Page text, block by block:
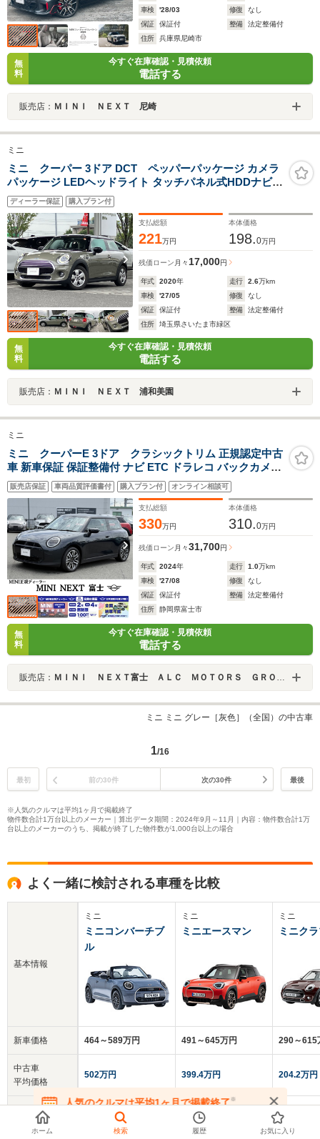
車検
'28/03 修復
なし
保証
保証付 整備
法定整備付
住所
兵庫県尼崎市
無
料
今すぐ在庫確認・見積依頼
電話する
販売店： ＭＩＮＩ ＮＥＸＴ 尼崎
ミニ
ミニ クーパー 3ドア DCT ペッパーパッケージ カメラ
パッケージ LEDヘッドライト タッチパネル式HDDナビ
バックカメラ ドライビングアシスト パーキングアシスト
コンフォートアクセス
ディーラー保証 購入プラン付
支払総額
221万円
本体価格
198.0万円
残価ローン 月々 17,000円
年式 2020年 走行 2.6万km
車検
'27/05 修復
なし
保証
保証付 整備
法定整備付
住所
埼玉県さいたま市緑区
無
料
今すぐ在庫確認・見積依頼
電話する
販売店： ＭＩＮＩ ＮＥＸＴ 浦和美園
ミニ
ミニ クーパーE 3ドア クラシックトリム 正規認定中古
車 新車保証 保証整備付 ナビ ETC ドラレコ バックカメラ
衝突軽減ブレーキ 障害物ソナー 車線キープ クルコン
LEDライト 純正ホイール
販売店保証 車両品質評価書付 購入プラン付 オンライン相談可
支払総額
330万円
本体価格
310.0万円
残価ローン 月々31,700円
年式 2024年 走行 1.0万km
車検
'27/08 修復
なし
保証
保証付 整備
法定整備付
住所
静岡県富士市
無
料
今すぐ在庫確認・見積依頼
電話する
販売店： ＭＩＮＩ ＮＥＸＴ富士 ＡＬＣ ＭＯＴＯＲＳ ＧＲＯＵＰ
ミニ ミニ グレー［灰色］（全国）の中古車
1/16
最初 前の30件 次の30件 最後
※人気のクルマは平均1ヶ月で掲載終了
物件数合計1万台以上のメーカー｜算出データ期間：2024年9月～11月｜内容：物件数合計1万
台以上のメーカーのうち、掲載が終了した物件数が1,000台以上の場合
よく一緒に検討される車種を比較
基本情報
新車価格
中古車
平均価格
クチコミ
総合評価
ミニ
ミニコンバーチブ
ル
464～589万円
502万円
ミニ
ミニエースマン
491～645万円
399.4万円
ミニ
ミニク
290～615
204.2万円
4.8
人気のクルマは平均1ヶ月で掲載終了※
在庫が無くなる前にお問い合わせください
ホーム 検索 履歴 お気に入り